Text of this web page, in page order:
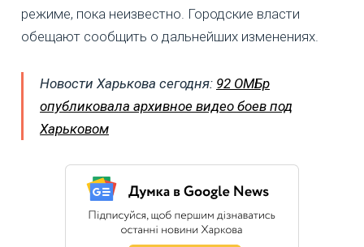
режиме, пока неизвестно. Городские власти
обещают сообщить о дальнейших изменениях.
Новости Харькова сегодня: 92 ОМБр
опубликовала архивное видео боев под
Харьковом